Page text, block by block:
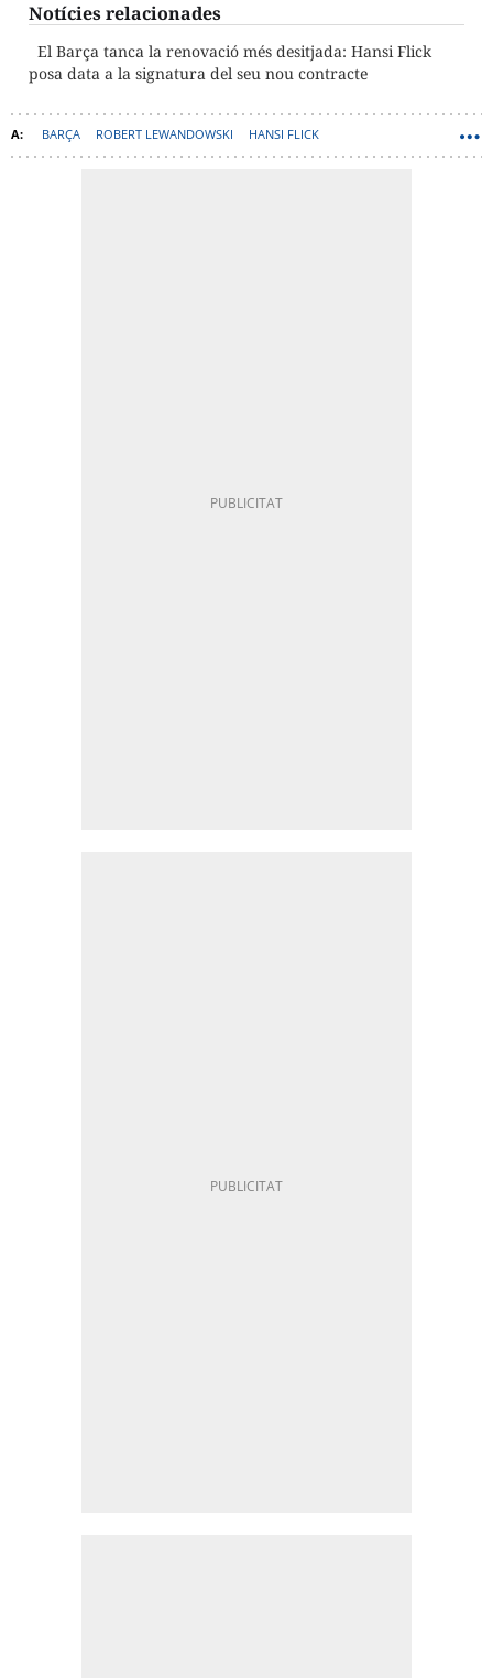
Notícies relacionades
El Barça tanca la renovació més desitjada: Hansi Flick
posa data a la signatura del seu nou contracte
BARÇA ROBERT LEWANDOWSKI HANSI FLICK